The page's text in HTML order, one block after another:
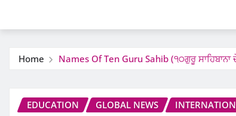
Home Names Of Ten Guru Sahib (੧੦ਗੁਰੂ ਸਾਹਿਬਾਨਾ
EDUCATION GLOBAL NEWS